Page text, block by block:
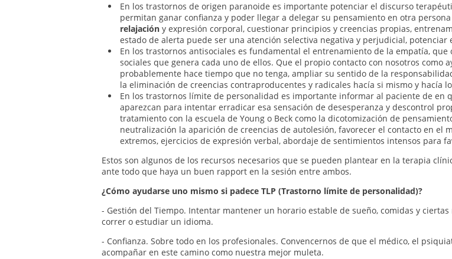
En los trastornos de origen paranoide es importante potenciar el discurso
permitan ganar confianza y poder llegar a delegar su pensamiento en otra
relajacióny expresión corporal, cuestionar principios y creencias propias,
estado de alerta puede ser una atención selectiva negativa y perjudicial, potenciar
En los trastornos antisociales es fundamental el entrenamiento de la empatía, que
sociales que genera cada uno de ellos. Que el propio contacto con nosotros como
probablemente hace tiempo que no tenga, ampliar su sentido de la
la eliminación de creencias contraproducentes y radicales hacía si mismo y hacía
En los trastornos límite de personalidad es importante informar al paciente de en
aparezcan para intentar erradicar esa sensación de desesperanza y descontrol
tratamiento con la escuela de Young o Beck como la dicotomización de
neutralización la aparición de creencias de autolesión, favorecer el contacto en el
extremos, ejercicios de expresión verbal, abordaje de sentimientos intensos para
Estos son algunos de los recursos necesarios que se pueden plantear en la terapia
ante todo que haya un buen rapport en la sesión entre ambos.
¿Cómo ayudarse uno mismo si padece TLP (Trastorno límite de personalidad)?
- Gestión del Tiempo. Intentar mantener un horario estable de sueño, comidas y
correr o estudiar un idioma.
- Confianza. Sobre todo en los profesionales. Convencernos de que el médico, el
acompañar en este camino como nuestra mejor muleta.